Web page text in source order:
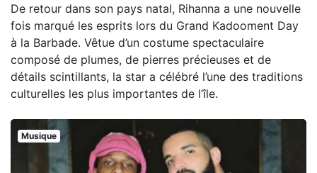
De retour dans son pays natal, Rihanna a une nouvelle
fois marqué les esprits lors du Grand Kadooment Day
à la Barbade. Vêtue d’un costume spectaculaire
composé de plumes, de pierres précieuses et de
détails scintillants, la star a célébré l’une des traditions
culturelles les plus importantes de l’île.
Musique